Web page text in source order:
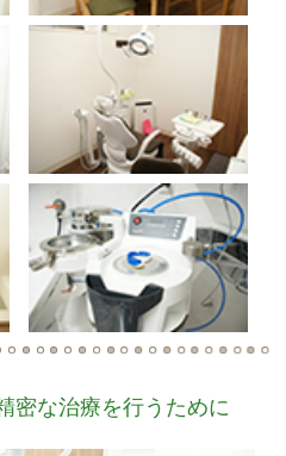
密な治療を行うために